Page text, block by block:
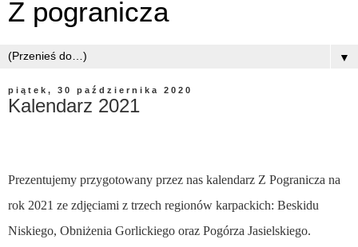
Z pogranicza
▼
piątek, 30 października 2020
Kalendarz 2021
Prezentujemy przygotowany przez nas kalendarz Z Pogranicza na
rok 2021 ze zdjęciami z trzech regionów karpackich: Beskidu
Niskiego, Obniżenia Gorlickiego oraz Pogórza Jasielskiego.